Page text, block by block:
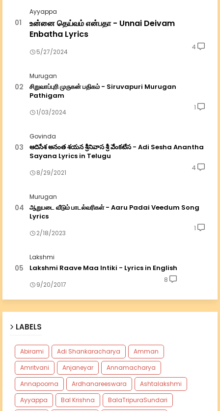
Ayyappa
உன்னை தெய்வம் என்பதா - Unnai Deivam
Enbatha Lyrics
5/27/2024
4
Murugan
சிறுவாப்புரி முருகன் பதிகம் - Siruvapuri Murugan
Pathigam
1/03/2024
1
Govinda
ఆదిసేశ అనంత శయన శ్రీనివాస శ్రీ వేంకటేస - Adi Sesha Anantha
Sayana Lyrics in Telugu
8/29/2021
4
Murugan
ஆறுபடை வீடும் பாடல்வரிகள் - Aaru Padai Veedum Song
Lyrics
2/18/2023
1
Lakshmi
Lakshmi Raave Maa Intiki - Lyrics in English
9/20/2017
8
LABELS
Abirami Adi Shankaracharya
Amman
Amritvani
Anjaneyar
Annamacharya
Annapoorna
Ardhanareeswara
Ashtalakshmi
Ayyappa
Bal Krishna
BalaTripuraSundari